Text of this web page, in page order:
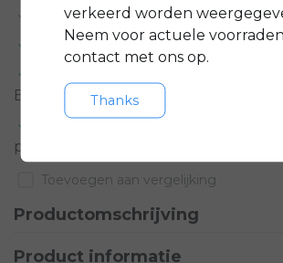
Standaard 3 jaargarantie op
GRATIS servicepakket t.w.v.
Eindhoven
Meer informatie?
product
Toevoegen aan vergelijking
Productomschrijving
Product informatie
verkeerd worden
Neem voor actuele voorraden
contact met ons op.
Thanks